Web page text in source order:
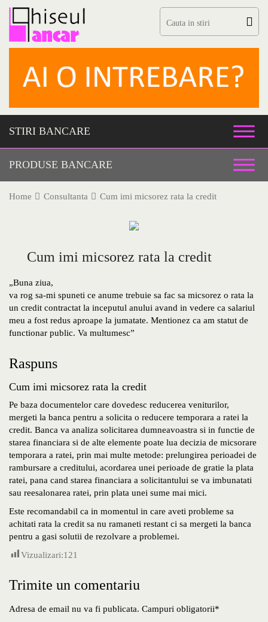
Skip
STIRI BANCARE
PRODUSE BANCARE
Home Consultanta Cum imi micsorez rata la credit
Cum imi micsorez rata la credit
„Buna ziua,
va rog sa-mi spuneti ce anume trebuie sa fac sa micsorez o rata la
un credit contractat la inceputul anului avand in vedere ca salariul
meu a fost redus aproape la jumatate. Mentionez ca am statut de
functionar public. Va multumesc”
Raspuns
Cum imi micsorez rata la credit
Pe baza documentelor care dovedesc reducerea veniturilor,
mergeti la banca pentru a solicita o reducere temporara a ratei la
credit. Banca va analiza solicitarea dumneavoastra si in functie de
starea financiara si de alte elemente poate lua decizia de micsorare
temporara a ratei, prin mai multe metode: prelungirea perioadei de
rambursare a creditului, acordarea unei perioade de gratie la plata
ratei, pana cand starea financiara a solicitantului se va imbunatati
sau reesalonarea ratei, prin plata unei sume mai mici.
Este recomandabil ca in momentul in care aveti probleme sa
achitati rata la credit sa nu ramaneti restant ci sa mergeti la banca
pentru a gasi solutii de rezolvare a problemei.
Vizualizari:121
Trimite un comentariu
Adresa de email nu va fi publicata. Campuri obligatorii*